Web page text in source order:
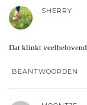
SHERRY
Dat klinkt veelbelovend.
BEANTWOORDEN